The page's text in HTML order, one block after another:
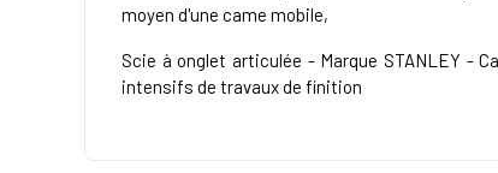
moyen d'une came mobile,
Scie à onglet articulée - Marque STANLEY -
intensifs de travaux de finition